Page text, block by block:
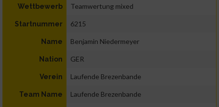
Wettbewerb Teamwertung mixed
Startnummer 6215
Name Benjamin Niedermeyer
Nation GER
Verein Laufende Brezenbande
Team Name Laufende Brezenbande